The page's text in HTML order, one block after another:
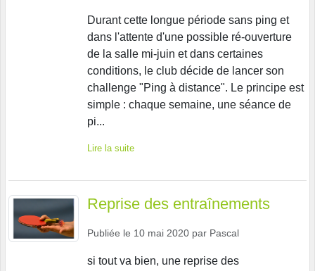
Durant cette longue période sans ping et
dans l'attente d'une possible ré-ouverture
de la salle mi-juin et dans certaines
conditions, le club décide de lancer son
challenge "Ping à distance". Le principe est
simple : chaque semaine, une séance de
pi...
Lire la suite
Reprise des entraînements
Publiée le 10 mai 2020 par Pascal
si tout va bien, une reprise des